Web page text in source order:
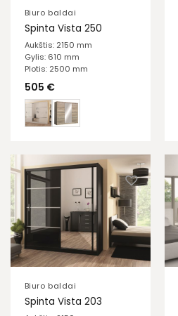
Biuro baldai
Spinta Vista 250
Aukštis: 2150 mm
Gylis: 610 mm
Plotis: 2500 mm
505 €
Biuro baldai
Spinta Vista 203